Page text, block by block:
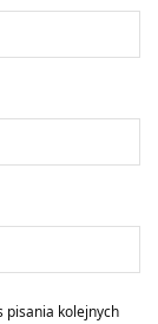
pisania kolejnych